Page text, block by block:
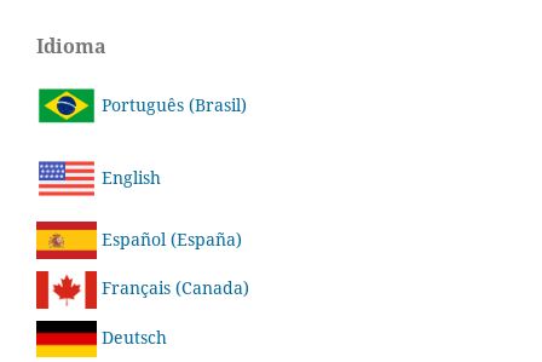
Idioma
Português (Brasil)
English
Español (España)
Français (Canada)
Deutsch